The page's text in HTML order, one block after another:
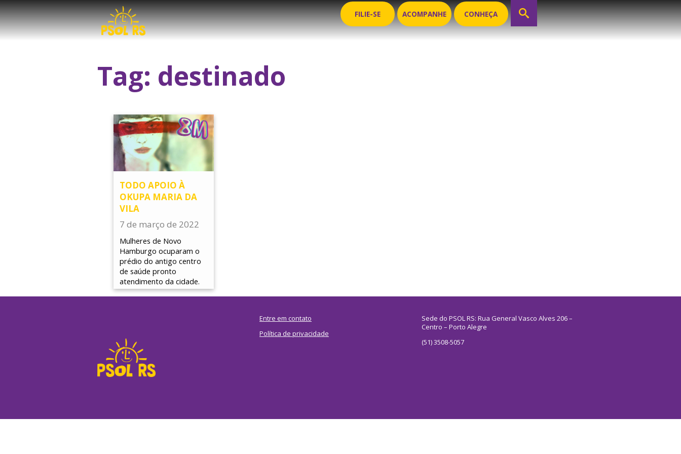
FILIE-SE ACOMPANHE CONHEÇA
Tag: destinado
TODO APOIO À
OKUPA MARIA DA
VILA
7 de março de 2022
Mulheres de Novo
Hamburgo ocuparam o
prédio do antigo centro
de saúde pronto
atendimento da cidade.
Entre em contato
Política de privacidade
Sede do PSOL RS: Rua General Vasco Alves 206 –
Centro – Porto Alegre
(51) 3508-5057